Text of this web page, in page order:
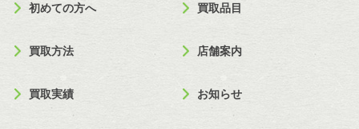
初めての方へ 買取品目
買取方法 店舗案内
買取実績 お知らせ